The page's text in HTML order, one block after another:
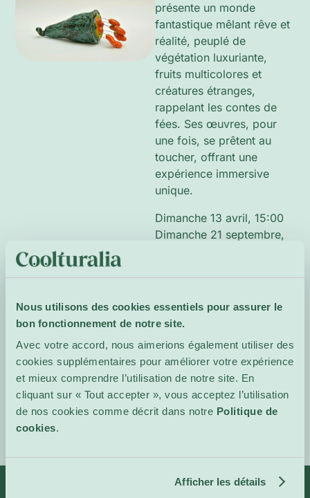
Nous utilisons des cookies essentiels pour assurer le
bon fonctionnement de notre site.
Avec votre accord, nous aimerions également utiliser des
cookies supplémentaires pour améliorer votre expérience
et mieux comprendre l’utilisation de notre site. En
cliquant sur « Tout accepter », vous acceptez l’utilisation
de nos cookies comme décrit dans notre Politique de
cookies.
Afficher les détails
présente un monde
fantastique mêlant rêve et
réalité, peuplé de
végétation luxuriante,
fruits multicolores et
créatures étranges,
rappelant les contes de
fées. Ses œuvres, pour
une fois, se prêtent au
toucher, offrant une
expérience immersive
unique.
Dimanche 13 avril, 15:00
Dimanche 21 septembre,
Dimanche 7 décembre,
11:00
Site de
l'événement